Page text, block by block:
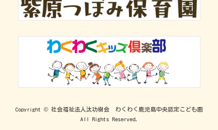
Copyright © 社会福祉法人汰功樹会 わくわく鹿児島中央認定こども園
All Rights Reserved.